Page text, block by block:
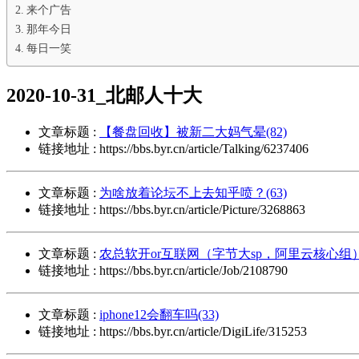
来个广告
那年今日
每日一笑
2020-10-31_北邮人十大
文章标题 :
【餐盘回收】被新二大妈气晕(82)
链接地址 : https://bbs.byr.cn/article/Talking/6237406
文章标题 : 为啥放着论坛不上去知乎喷？(63)
链接地址 : https://bbs.byr.cn/article/Picture/3268863
文章标题 : 农总软开or互联网（字节大sp，阿里云核心组
链接地址 : https://bbs.byr.cn/article/Job/2108790
文章标题 : iphone12会翻车吗(33)
链接地址 : https://bbs.byr.cn/article/DigiLife/315253